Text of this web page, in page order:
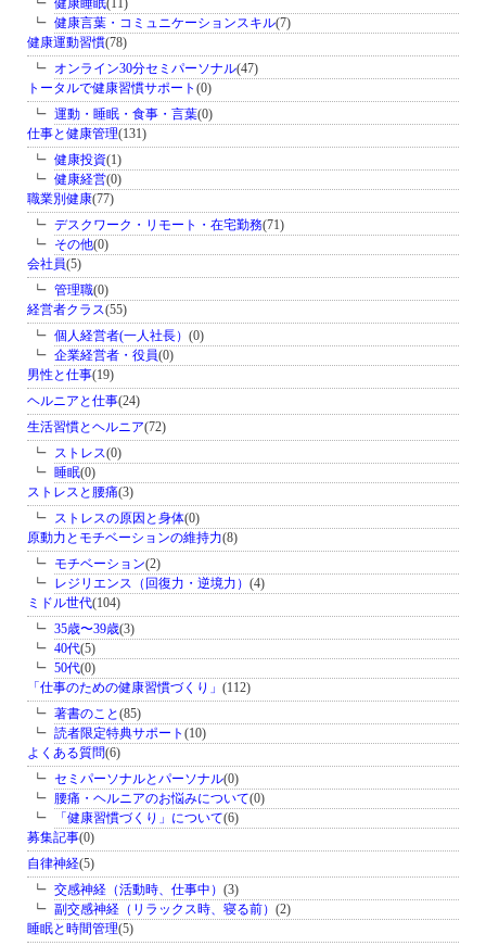
健康睡眠(11)
健康言葉・コミュニケーションスキル(7)
健康運動習慣(78)
オンライン30分セミパーソナル(47)
トータルで健康習慣サポート (0)
運動・睡眠・食事・言葉(0)
仕事と健康管理(131)
健康投資(1)
健康経営(0)
職業別健康(77)
デスクワーク・リモート・在宅勤務(71)
その他(0)
会社員(5)
管理職(0)
経営者クラス(55)
個人経営者(一人社長） (0)
企業経営者・役員(0)
男性と仕事(19)
ヘルニアと仕事(24)
生活習慣とヘルニア(72)
ストレス(0)
睡眠(0)
ストレスと腰痛(3)
ストレスの原因と身体(0)
原動力とモチベーションの維持力(8)
モチベーション(2)
レジリエンス（回復力・逆境力） (4)
ミドル世代(104)
35歳〜39歳(3)
40代(5)
50代(0)
「仕事のための健康習慣づくり」 (112)
著書のこと(85)
読者限定特典サポート (10)
よくある質問(6)
セミパーソナルとパーソナル(0)
腰痛・ヘルニアのお悩みについて(0)
「健康習慣づくり」について(6)
募集記事(0)
自律神経(5)
交感神経（活動時、仕事中） (3)
副交感神経（リラックス時、寝る前） (2)
睡眠と時間管理(5)